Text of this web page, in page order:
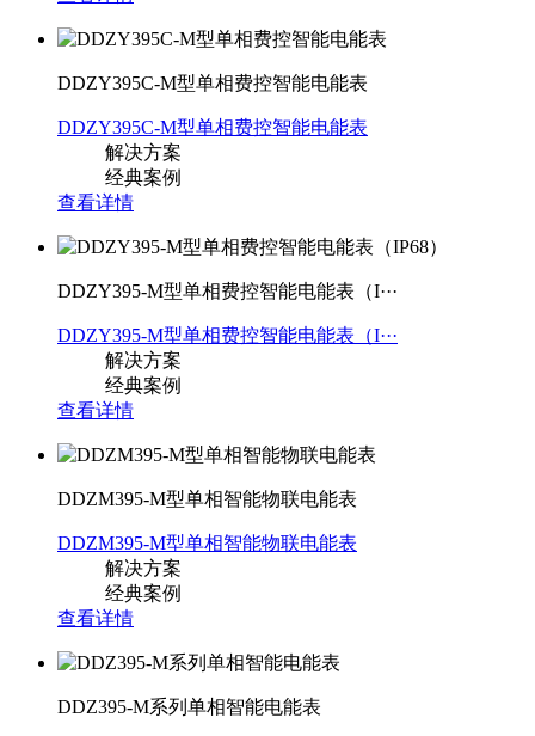
DDZY395C-M型单相费控智能电能表
DDZY395C-M型单相费控智能电能表
解决方案
经典案例
查看详情
DDZY395-M型单相费控智能电能表（I···
DDZY395-M型单相费控智能电能表（I···
解决方案
经典案例
查看详情
DDZM395-M型单相智能物联电能表
DDZM395-M型单相智能物联电能表
解决方案
经典案例
查看详情
DDZ395-M系列单相智能电能表